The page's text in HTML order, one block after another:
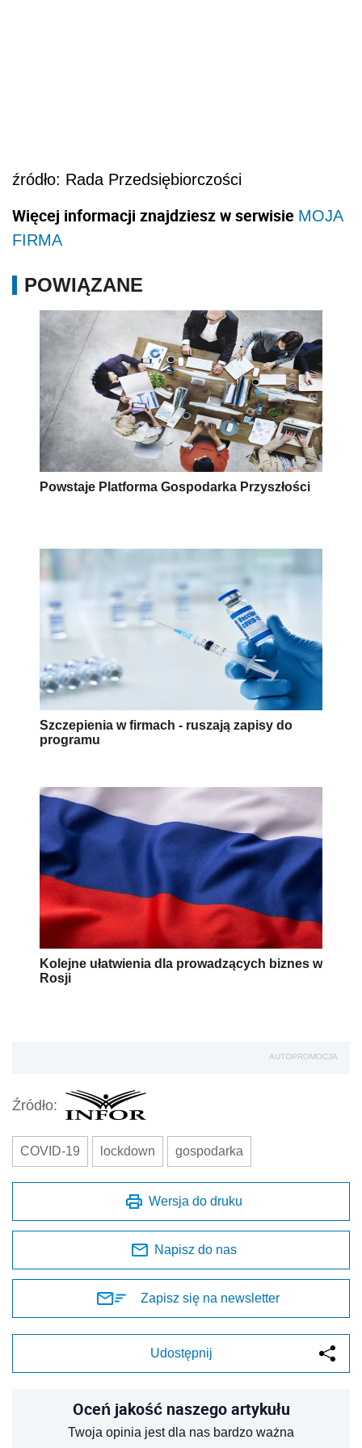
źródło: Rada Przedsiębiorczości
Więcej informacji znajdziesz w serwisie MOJA
FIRMA
POWIĄZANE
Powstaje Platforma Gospodarka Przyszłości
Szczepienia w firmach - ruszają zapisy do
programu
Kolejne ułatwienia dla prowadzących biznes w
Rosji
AUTOPROMOCJA
Źródło:
COVID-19 lockdown gospodarka
Wersja do druku
Napisz do nas
Zapisz się na newsletter
Udostępnij
Oceń jakość naszego artykułu
Twoja opinia jest dla nas bardzo ważna